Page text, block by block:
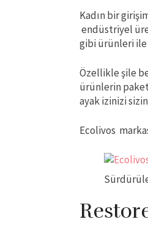
Kadın bir
endüstriyel
gibi ürünleri
Özellikle şile
ürünlerin
ayak izinizi
Ecolivos